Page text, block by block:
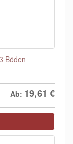
Böden
Ab: 19,61 €